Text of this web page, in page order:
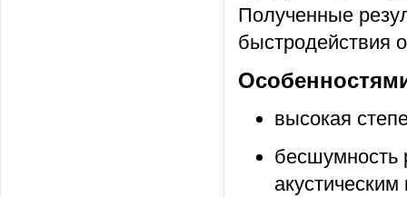
Полученные
быстродействия
высокая
бесшумность